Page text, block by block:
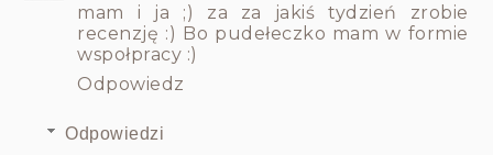
mam i ja ;) za za jakiś tydzień zrobie
recenzję :) Bo pudełeczko mam w formie
wspołpracy :)
Odpowiedz
Odpowiedzi